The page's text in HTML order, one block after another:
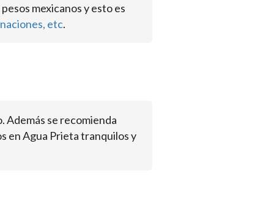
mexicanos y esto es
etc.
Además se recomienda
en Agua Prieta tranquilos y